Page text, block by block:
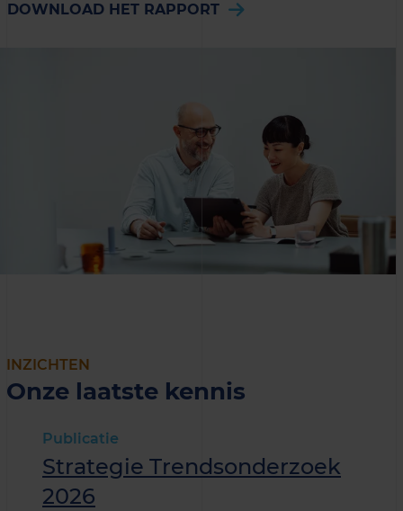
DOWNLOAD HET RAPPORT
INZICHTEN
Onze laatste kennis
Publicatie
Strategie Trendsonderzoek
2026